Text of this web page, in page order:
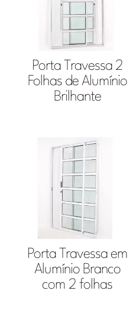
Porta Travessa 2
Folhas de Alumínio
Brilhante
Porta Travessa em
Alumínio Branco
com 2 folhas